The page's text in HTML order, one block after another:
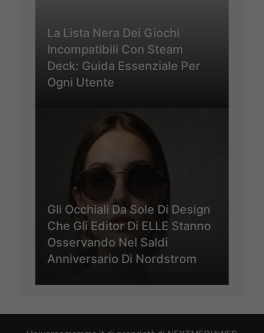
La Lista Nera Dei Giochi
Incompatibili Con Steam
Deck: Guida Essenziale Per
Ogni Utente
Gli Occhiali Da Sole Di Design
Che Gli Editor Di ELLE Stanno
Osservando Nel Saldi
Anniversario Di Nordstrom